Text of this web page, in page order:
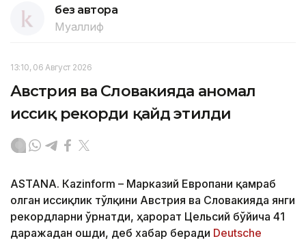
без автора
Муаллиф
13:10, 06 Август 2026
Австрия ва Словакияда аномал
иссиқ рекорди қайд этилди
ASTANА. Кazinform – Марказий Европани қамраб
олган иссиқлик тўлқини Австрия ва Словакияда янги
рекордларни ўрнатди, ҳарорат Цельсий бўйича 41
даражадан ошди, деб хабар беради Deutsche